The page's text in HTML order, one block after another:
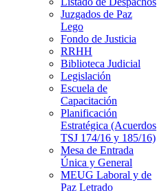
Juzgados de Paz
Lego
Fondo de Justicia
RRHH
Biblioteca Judicial
Legislación
Escuela de
Capacitación
Planificación
Estratégica (Acuerdos
TSJ 174/16 y 185/16)
Mesa de Entrada
Única y General
MEUG Laboral y de
Paz Letrado